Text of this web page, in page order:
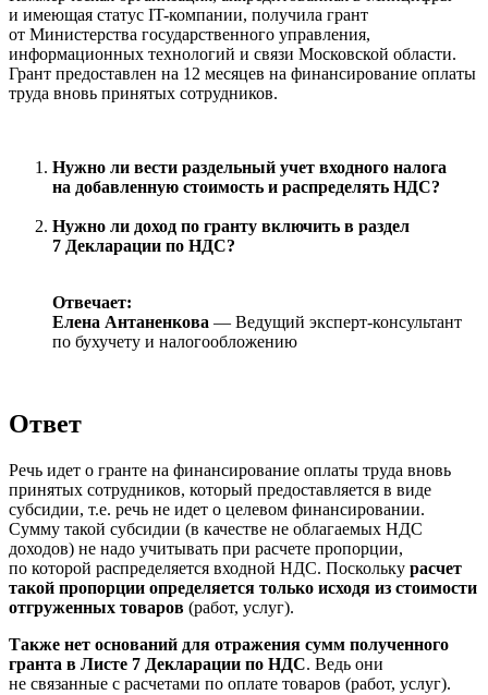
и имеющая статус IT-компании, получила грант
от Министерства государственного управления,
информационных технологий и связи Московской области.
Грант предоставлен на 12 месяцев на финансирование оплаты
труда вновь принятых сотрудников.
Нужно ли вести раздельный учет входного налога
на добавленную стоимость и распределять НДС?
Нужно ли доход по гранту включить в раздел
7 Декларации по НДС?
Отвечает:
Елена Антаненкова — Ведущий эксперт-консультант
по бухучету и налогообложению
Ответ
Речь идет о гранте на финансирование оплаты труда вновь
принятых сотрудников, который предоставляется в виде
субсидии, т.е. речь не идет о целевом финансировании.
Сумму такой субсидии (в качестве не облагаемых НДС
доходов) не надо учитывать при расчете пропорции,
по которой распределяется входной НДС. Поскольку расчет
такой пропорции определяется только исходя из стоимости
отгруженных товаров (работ, услуг).
Также нет оснований для отражения сумм полученного
гранта в Листе 7 Декларации по НДС. Ведь они
не связанные с расчетами по оплате товаров (работ, услуг).